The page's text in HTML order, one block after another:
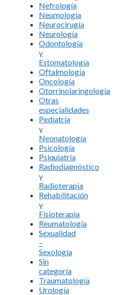
Nefrología
Neumología
Neurocirugía
Neurología
Odontología
y
Estomatología
Oftalmología
Oncología
Otorrinolaringología
Otras
especialidades
Pediatría
y
Neonatología
Psicología
Psiquiatría
Radiodiagnóstico
y
Radioterapia
Rehabilitación
y
Fisioterapia
Reumatología
Sexualidad
–
Sexología
Sin
categoría
Traumatología
Urología